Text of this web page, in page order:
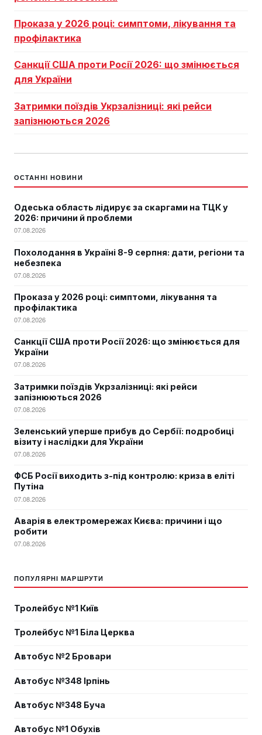
Проказа у 2026 році: симптоми, лікування та
профілактика
Санкції США проти Росії 2026: що змінюється
для України
Затримки поїздів Укрзалізниці: які рейси
запізнюються 2026
ОСТАННІ НОВИНИ
Одеська область лідирує за скаргами на ТЦК у
2026: причини й проблеми
07.08.2026
Похолодання в Україні 8-9 серпня: дати, регіони та
небезпека
07.08.2026
Проказа у 2026 році: симптоми, лікування та
профілактика
07.08.2026
Санкції США проти Росії 2026: що змінюється для
України
07.08.2026
Затримки поїздів Укрзалізниці: які рейси
запізнюються 2026
07.08.2026
Зеленський уперше прибув до Сербії: подробиці
візиту і наслідки для України
07.08.2026
ФСБ Росії виходить з-під контролю: криза в еліті
Путіна
07.08.2026
Аварія в електромережах Києва: причини і що
робити
07.08.2026
ПОПУЛЯРНІ МАРШРУТИ
Тролейбус №1 Київ
Тролейбус №1 Біла Церква
Автобус №2 Бровари
Автобус №348 Ірпінь
Автобус №348 Буча
Автобус №1 Обухів